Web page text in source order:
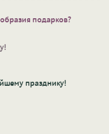
подарков?
празднику!